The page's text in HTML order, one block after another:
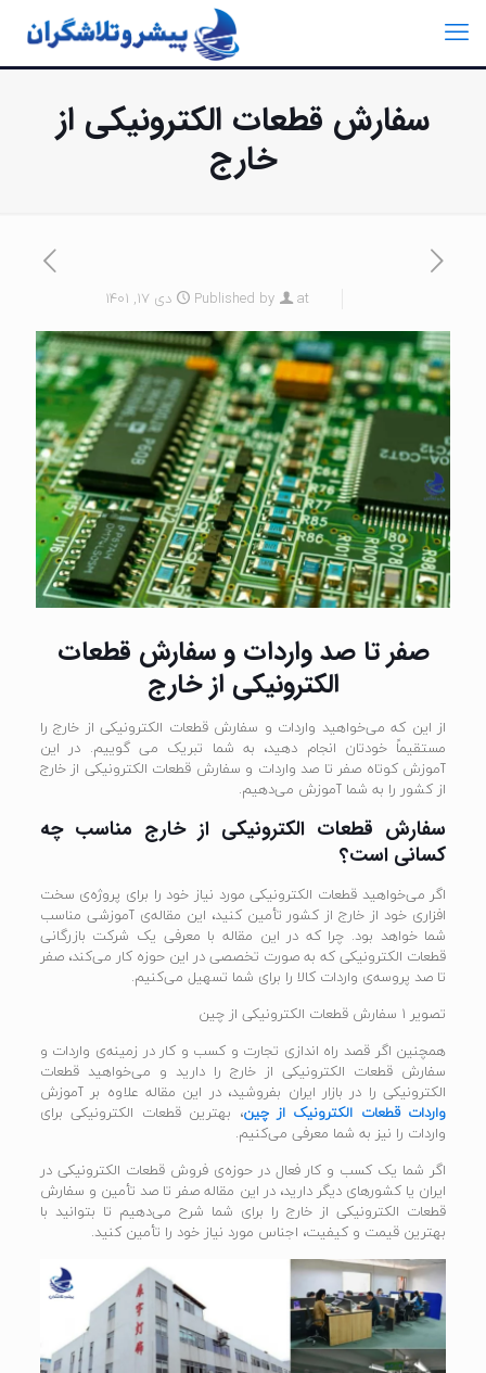
سفارش قطعات الکترونیکی از
خارج
Published by at دی 17, 1401
صفر تا صد واردات و سفارش قطعات
الکترونیکی از خارج
از این که می‌خواهید واردات و سفارش قطعات الکترونیکی از خارج را
مستقیماً خودتان انجام دهید، به شما تبریک می گوییم. در این
آموزش کوتاه صفر تا صد واردات و سفارش قطعات الکترونیکی از خارج
از کشور را به شما آموزش می‌دهیم.
سفارش قطعات الکترونیکی از خارج مناسب چه
کسانی است؟
اگر می‌خواهید قطعات الکترونیکی مورد نیاز خود را برای پروژه‌ی سخت
افزاری خود از خارج از کشور تأمین کنید، این مقاله‌ی آموزشی مناسب
شما خواهد بود. چرا که در این مقاله با معرفی یک شرکت بازرگانی
قطعات الکترونیکی که به صورت تخصصی در این حوزه کار می‌کند، صفر
تا صد پروسه‌ی واردات کالا را برای شما تسهیل می‌کنیم.
تصویر 1 سفارش قطعات الکترونیکی از چین
همچنین اگر قصد راه اندازی تجارت و کسب و کار در زمینه‌ی واردات و
سفارش قطعات الکترونیکی از خارج را دارید و می‌خواهید قطعات
الکترونیکی را در بازار ایران بفروشید، در این مقاله علاوه بر آموزش
واردات قطعات الکترونیک از چین، بهترین قطعات الکترونیکی برای
واردات را نیز به شما معرفی می‌کنیم.
اگر شما یک کسب و کار فعال در حوزه‌ی فروش قطعات الکترونیکی در
ایران یا کشورهای دیگر دارید، در این مقاله صفر تا صد تأمین و سفارش
قطعات الکترونیکی از خارج را برای شما شرح می‌دهیم تا بتوانید با
بهترین قیمت و کیفیت، اجناس مورد نیاز خود را تأمین کنید.